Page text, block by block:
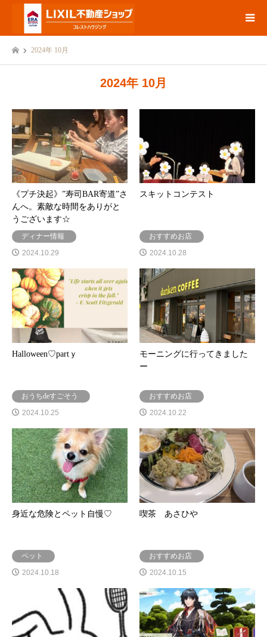
2024年 10月
2024年 10月
《プチ決起》”寿司BAR寄道”さ
んへ。素敵な時間をありがと
うございます☆
ディナー情報
2024.10.29
スキットコンテスト
おすすめお店
2024.10.28
Halloween♡partｙ
おうちdeすごそう
2024.10.25
モーニングに行ってきました
ー
おすすめお店
2024.10.22
身近な危険とペット自慢♡
ペット
2024.10.18
喫茶 あさひや
おすすめお店
2024.10.15